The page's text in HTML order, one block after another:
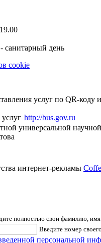
санитарный день
cookie
услуг по QR-
http://bus.gov.ru
универсальной
интернет-рекламы
полностью свои фамилию,
Введите номер
персональной